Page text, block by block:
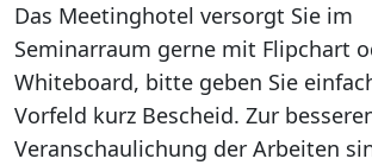
Das Meetinghotel versorgt Sie im
Seminarraum gerne mit Flipchart
Whiteboard, bitte geben Sie
Vorfeld kurz Bescheid. Zur
Veranschaulichung der Arbeiten